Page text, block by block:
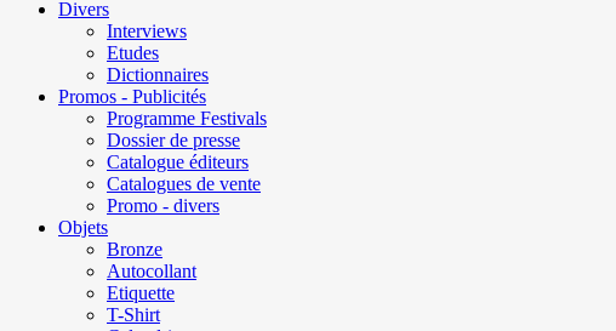
Divers
Interviews
Etudes
Dictionnaires
Promos - Publicités
Programme Festivals
Dossier de presse
Catalogue éditeurs
Catalogues de vente
Promo - divers
Objets
Bronze
Autocollant
Etiquette
T-Shirt